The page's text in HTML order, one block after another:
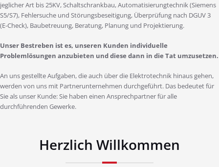
jeglicher Art bis 25KV, Schaltschrankbau, Automatisierungtechnik (Siemens
S5/S7), Fehlersuche und Störungsbeseitigung, Überprüfung nach DGUV 3
(E-Check), Baubetreuung, Beratung, Planung und Projektierung.
Unser Bestreben ist es, unseren Kunden individuelle
Problemlösungen anzubieten und diese dann in die Tat umzusetzen.
An uns gestellte Aufgaben, die auch über die Elektrotechnik hinaus gehen,
werden von uns mit Partnerunternehmen durchgeführt. Das bedeutet für
Sie als unser Kunde: Sie haben einen Ansprechpartner für alle
durchführenden Gewerke.
Herzlich Willkommen